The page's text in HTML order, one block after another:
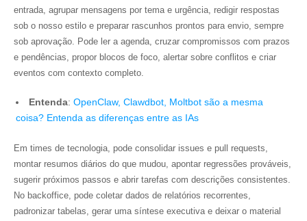
entrada, agrupar mensagens por tema e urgência, redigir respostas
sob o nosso estilo e preparar rascunhos prontos para envio, sempre
sob aprovação. Pode ler a agenda, cruzar compromissos com prazos
e pendências, propor blocos de foco, alertar sobre conflitos e criar
eventos com contexto completo.
Entenda: OpenClaw, Clawdbot, Moltbot são a mesma
coisa? Entenda as diferenças entre as IAs
Em times de tecnologia, pode consolidar issues e pull requests,
montar resumos diários do que mudou, apontar regressões prováveis,
sugerir próximos passos e abrir tarefas com descrições consistentes.
No backoffice, pode coletar dados de relatórios recorrentes,
padronizar tabelas, gerar uma síntese executiva e deixar o material